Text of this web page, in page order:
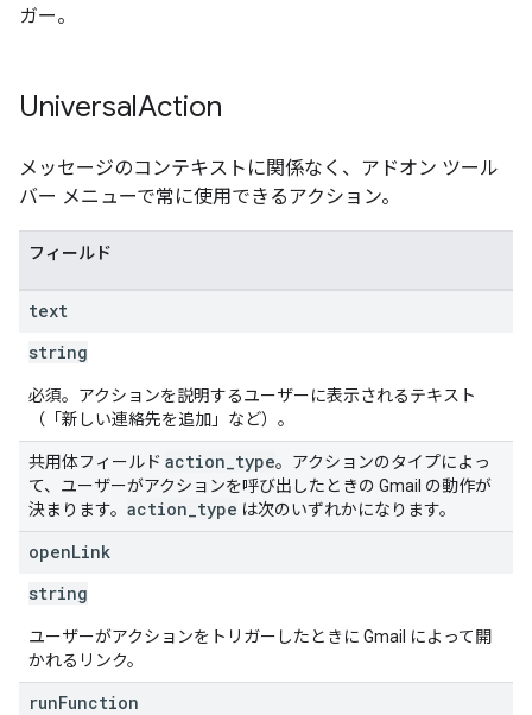
ガー。
UniversalAction
メッセージのコンテキストに関係なく、アドオン ツール
バー メニューで常に使用できるアクション。
フィールド
text
string
必須。アクションを説明するユーザーに表示されるテキスト
（「新しい連絡先を追加」など）。
共用体フィールド action type。アクションのタイプによっ
て、ユーザーがアクションを呼び出したときの Gmail の動作が
決まります。 action type は次のいずれかになります。
openLink
string
ユーザーがアクションをトリガーしたときに Gmail によって開
かれるリンク。
runFunction